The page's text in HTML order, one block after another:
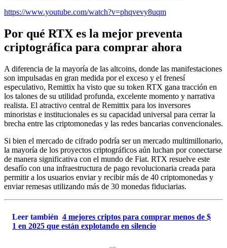
https://www.youtube.com/watch?v=phqvevy8uqm
Por qué RTX es la mejor preventa
criptográfica para comprar ahora
A diferencia de la mayoría de las altcoins, donde las manifestaciones
son impulsadas en gran medida por el exceso y el frenesí
especulativo, Remittix ha visto que su token RTX gana tracción en
los talones de su utilidad profunda, excelente momento y narrativa
realista. El atractivo central de Remittix para los inversores
minoristas e institucionales es su capacidad universal para cerrar la
brecha entre las criptomonedas y las redes bancarias convencionales.
Si bien el mercado de cifrado podría ser un mercado multimillonario,
la mayoría de los proyectos criptográficos aún luchan por conectarse
de manera significativa con el mundo de Fiat. RTX resuelve este
desafío con una infraestructura de pago revolucionaria creada para
permitir a los usuarios enviar y recibir más de 40 criptomonedas y
enviar remesas utilizando más de 30 monedas fiduciarias.
Leer también 4 mejores criptos para comprar menos de $
1 en 2025 que están explotando en silencio